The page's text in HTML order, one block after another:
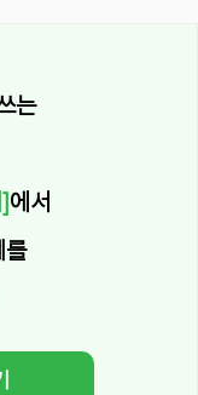
는
에서
를